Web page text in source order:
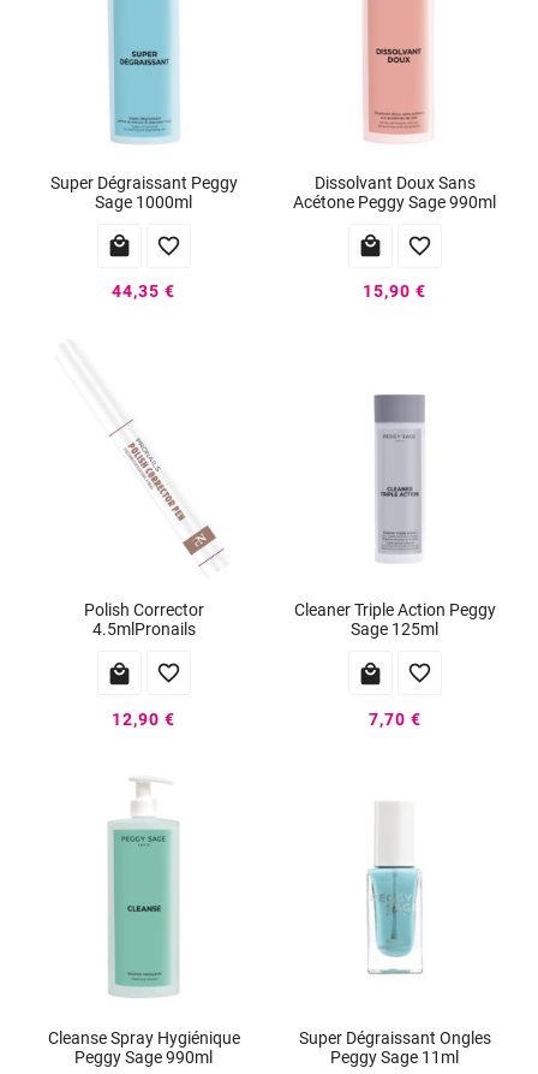
Super Dégraissant Peggy
Sage 1000ml
 
44,35 €
Dissolvant Doux Sans
Acétone Peggy Sage 990ml
 
15,90 €
Polish Corrector
4.5mlPronails
 
12,90 €
Cleaner Triple Action Peggy
Sage 125ml
 
7,70 €
Cleanse Spray Hygiénique
Peggy Sage 990ml
Super Dégraissant Ongles
Peggy Sage 11ml